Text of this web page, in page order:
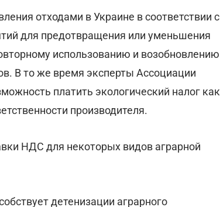
отходами в Украине в соответствии с
для предотвращения или уменьшения
использованию и возобновлению
В то же время эксперты Ассоциации
платить экологический налог как
производителя.
НДС для некоторых видов аграрной
детенизации аграрного